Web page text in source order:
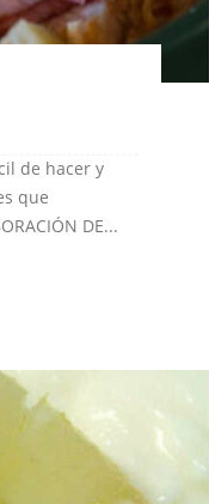
de hacer y
que
DE...